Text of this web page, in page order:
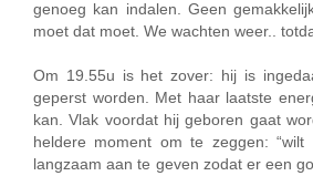
genoeg kan indalen. Geen
moet dat moet. We wachten weer..
Om 19.55u is het zover: hij is
geperst worden. Met haar laatste
kan. Vlak voordat hij geboren gaat
heldere moment om te zeggen:
langzaam aan te geven zodat er een